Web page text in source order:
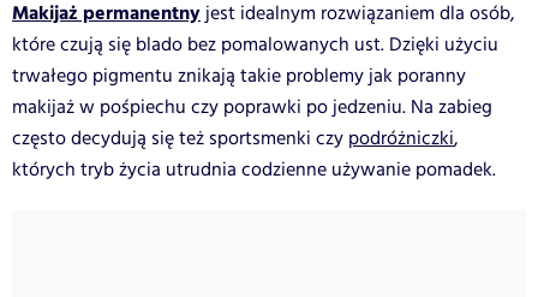
Makijaż permanentny jest idealnym rozwiązaniem dla osób,
które czują się blado bez pomalowanych ust. Dzięki użyciu
trwałego pigmentu znikają takie problemy jak poranny
makijaż w pośpiechu czy poprawki po jedzeniu. Na zabieg
często decydują się też sportsmenki czy podróżniczki,
których tryb życia utrudnia codzienne używanie pomadek.